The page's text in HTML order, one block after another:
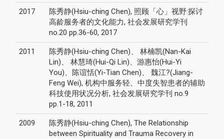
2017
陈秀静(Hsiu-ching Chen), 照顾「心」视野:探讨
高龄服务者的文化能力, 社会发展研究学刊
no.20 pp.36-60, 2017
2011
陈秀静(Hsiu-ching Chen)、 林楠凯(Nan-Kai
Lin)、 林慧琦(Hui-Qi Lin)、游惠怡(Hui-Yi
You)、陈谊恬(Yi-Tian Chen)、 魏江?(Jiang-
Feng Wei), 机构中服务轻、中度失智患者的辅助
科技使用状况分析, 社会发展研究学刊 no.9
pp.1-18, 2011
2009
陈秀静(Hsiu-ching Chen), The Relationship
between Spirituality and Trauma Recovery in